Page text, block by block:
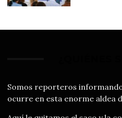
Somos reporteros
ocurre en esta enorme aldea